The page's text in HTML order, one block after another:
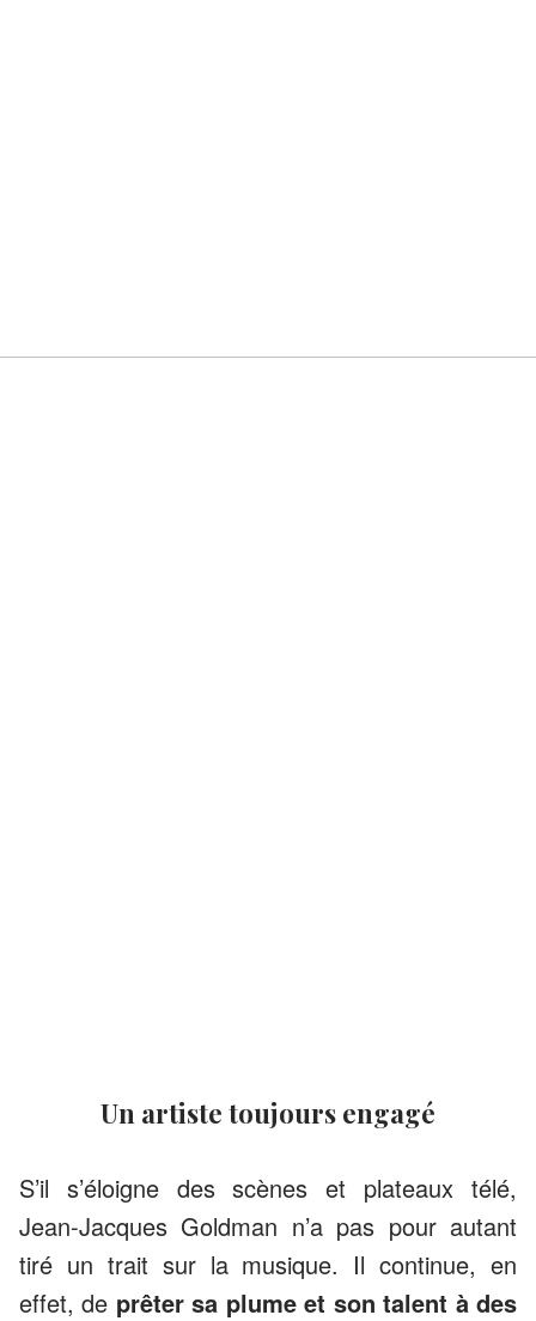
Un artiste toujours engagé
S’il s’éloigne des scènes et plateaux télé,
Jean-Jacques Goldman n’a pas pour autant
tiré un trait sur la musique. Il continue, en
effet, de prêter sa plume et son talent à des